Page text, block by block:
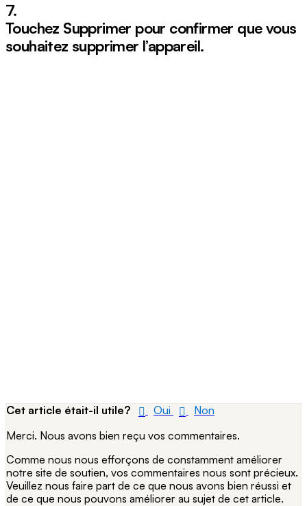
7.
Touchez Supprimer pour confirmer que vous
souhaitez supprimer l’appareil.
Cet article était-il utile? Oui
Non
Merci. Nous avons bien reçu vos commentaires.
Comme nous nous efforçons de constamment améliorer
notre site de soutien, vos commentaires nous sont précieux.
Veuillez nous faire part de ce que nous avons bien réussi et
de ce que nous pouvons améliorer au sujet de cet article.